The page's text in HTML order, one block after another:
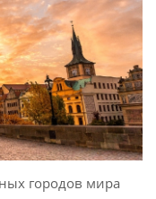
городов мира